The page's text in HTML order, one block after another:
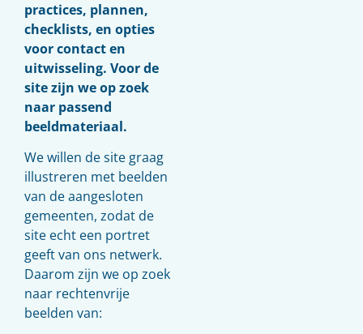
practices, plannen,
checklists, en opties
voor contact en
uitwisseling. Voor de
site zijn we op zoek
naar passend
beeldmateriaal.
We willen de site graag
illustreren met beelden
van de aangesloten
gemeenten, zodat de
site echt een portret
geeft van ons netwerk.
Daarom zijn we op zoek
naar rechtenvrije
beelden van: